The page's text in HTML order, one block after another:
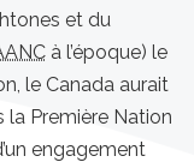
et du
à l’époque) le
le Canada aurait
Première Nation
engagement